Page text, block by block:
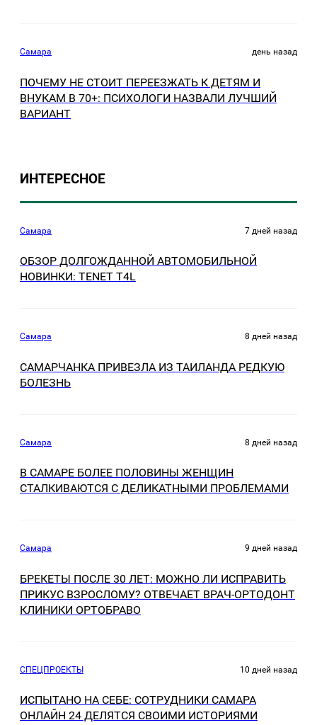
Самара день назад
ПОЧЕМУ НЕ СТОИТ ПЕРЕЕЗЖАТЬ К ДЕТЯМ И
ВНУКАМ В 70+: ПСИХОЛОГИ НАЗВАЛИ ЛУЧШИЙ
ВАРИАНТ
ИНТЕРЕСНОЕ
Самара 7 дней назад
ОБЗОР ДОЛГОЖДАННОЙ АВТОМОБИЛЬНОЙ
НОВИНКИ: TENET Т4L
Самара 8 дней назад
САМАРЧАНКА ПРИВЕЗЛА ИЗ ТАИЛАНДА РЕДКУЮ
БОЛЕЗНЬ
Самара 8 дней назад
В САМАРЕ БОЛЕЕ ПОЛОВИНЫ ЖЕНЩИН
СТАЛКИВАЮТСЯ С ДЕЛИКАТНЫМИ ПРОБЛЕМАМИ
Самара 9 дней назад
БРЕКЕТЫ ПОСЛЕ 30 ЛЕТ: МОЖНО ЛИ ИСПРАВИТЬ
ПРИКУС ВЗРОСЛОМУ? ОТВЕЧАЕТ ВРАЧ-ОРТОДОНТ
КЛИНИКИ ОРТОБРАВО
СПЕЦПРОЕКТЫ 10 дней назад
ИСПЫТАНО НА СЕБЕ: СОТРУДНИКИ САМАРА
ОНЛАЙН 24 ДЕЛЯТСЯ СВОИМИ ИСТОРИЯМИ